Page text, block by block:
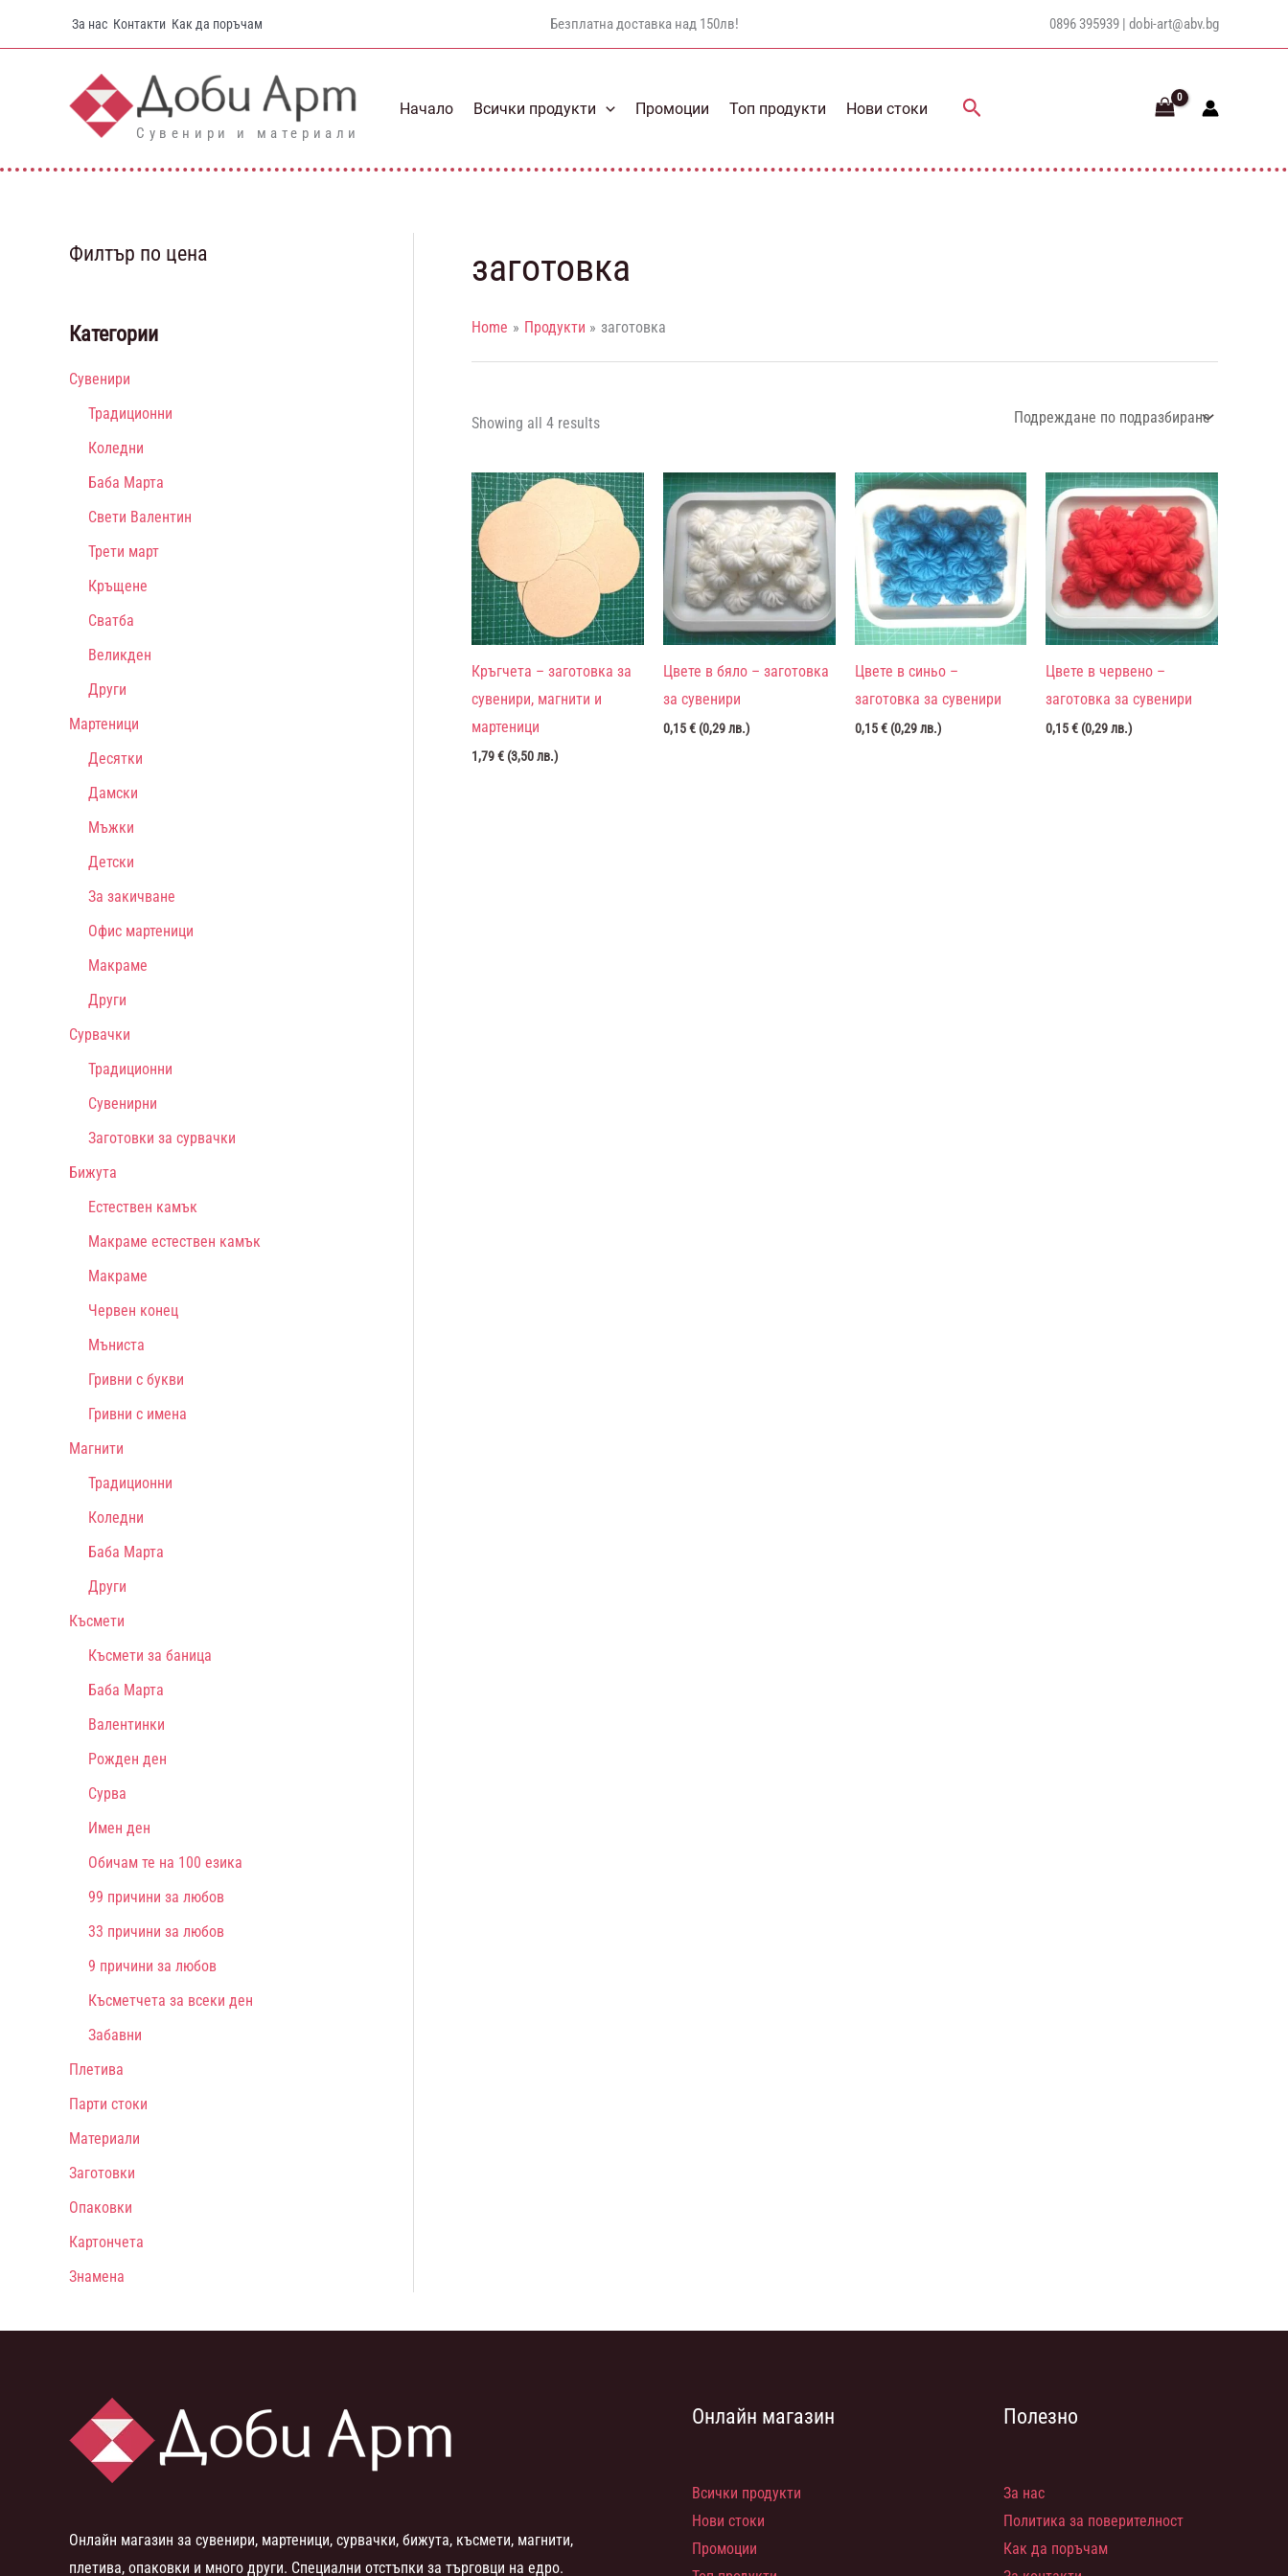
За нас Контакти Как да поръчам Безплатна доставка над 150лв! 0896 395939 | dobi-art@abv.bg
Сувенири и материали
Начало Всички продукти Промоции Топ продукти Нови стоки Search
Филтър по цена
Категории
Сувенири
Традиционни
Коледни
Баба Марта
Свети Валентин
Трети март
Кръщене
Сватба
Великден
Други
Мартеници
Десятки
Дамски
Мъжки
Детски
За закичване
Офис мартеници
Макраме
Други
Сурвачки
Традиционни
Сувенирни
Заготовки за сурвачки
Бижута
Естествен камък
Макраме естествен камък
Макраме
Червен конец
Мъниста
Гривни с букви
Гривни с имена
Магнити
Традиционни
Коледни
Баба Марта
Други
Късмети
Късмети за баница
Баба Марта
Валентинки
Рожден ден
Сурва
Имен ден
Обичам те на 100 езика
99 причини за любов
33 причини за любов
9 причини за любов
Късметчета за всеки ден
Забавни
Плетива
Парти стоки
Материали
Заготовки
Опаковки
Картончета
Знамена
заготовка
Home Продукти заготовка
Showing all 4 results
Кръгчета – заготовка за
сувенири, магнити и
мартеници
1,79€ (3,50лв.)
Цвете в бяло – заготовка
за сувенири
0,15€ (0,29лв.)
Цвете в синьо –
заготовка за сувенири
0,15€ (0,29лв.)
Цвете в червено –
заготовка за сувенири
0,15€ (0,29лв.)
Онлайн магазин за сувенири, мартеници, сурвачки, бижута, късмети, магнити,
плетива, опаковки и много други. Специални отстъпки за търговци на едро.
Онлайн магазин
Всички продукти
Нови стоки
Промоции
Полезно
За нас
Политика за поверителност
Как да поръчам